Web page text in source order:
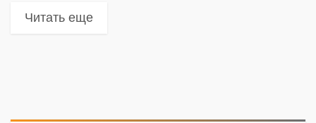
Читать еще